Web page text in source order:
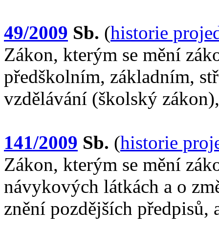
49/2009 Sb. (historie
Zákon, kterým se mění
předškolním, základním,
vzdělávání (školský
141/2009 Sb. (historie
Zákon, kterým se mění
návykových látkách a o
znění pozdějších předpisů,